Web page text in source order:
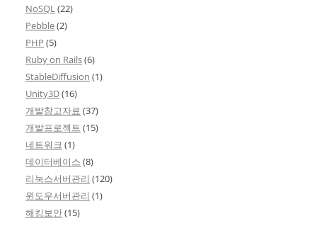
NoSQL(22)
Pebble(2)
PHP (5)
Ruby on Rails(6)
StableDiffusion (1)
Unity3D(16)
개발참고자료 (37)
개발프로젝트 (15)
네트워크 (1)
데이터베이스 (8)
리눅스서버관리 (120)
윈도우서버관리 (1)
해킹보안(15)